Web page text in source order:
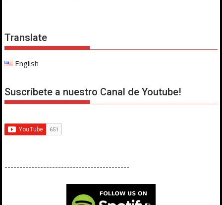
Translate
English
Suscríbete a nuestro Canal de Youtube!
------------------------------------------